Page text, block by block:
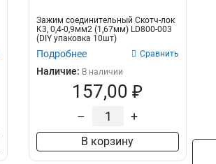
Зажим соединительный Скотч-лок
K3, 0,4-0,9мм2 (1,67мм) LD800-003
(DIY упаковка 10шт)
Подробнее Сравнить
Наличие: В наличии
157,00 ₽
– +
В корзину